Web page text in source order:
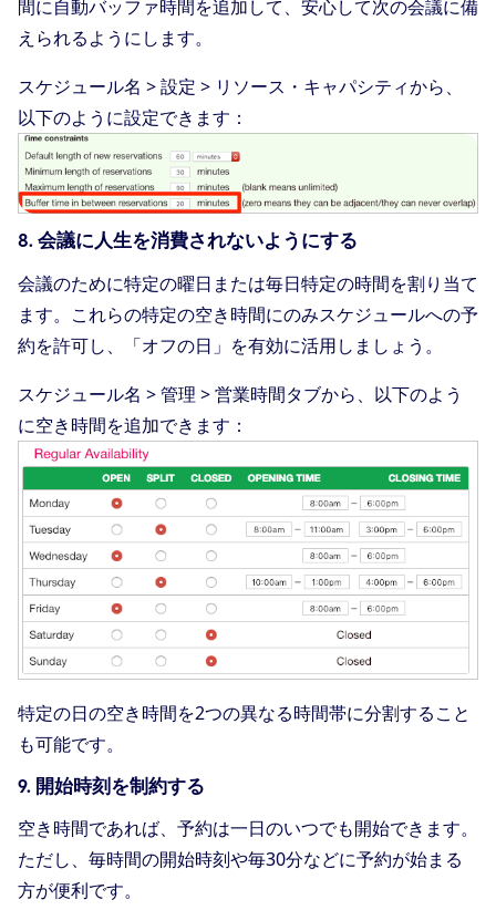
間に自動バッファ時間を追加して、安心して次の会議に備
えられるようにします。
スケジュール名 > 設定 > リソース・キャパシティから、
以下のように設定できます：
8. 会議に人生を消費されないようにする
会議のために特定の曜日または毎日特定の時間を割り当て
ます。これらの特定の空き時間にのみスケジュールへの予
約を許可し、「オフの日」を有効に活用しましょう。
スケジュール名 > 管理 > 営業時間タブから、以下のよう
に空き時間を追加できます：
特定の日の空き時間を2つの異なる時間帯に分割すること
も可能です。
9. 開始時刻を制約する
空き時間であれば、予約は一日のいつでも開始できます。
ただし、毎時間の開始時刻や毎30分などに予約が始まる
方が便利です。